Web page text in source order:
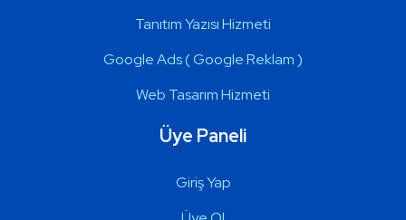
Tanıtım Yazısı Hizmeti
Google Ads ( Google Reklam )
Web Tasarım Hizmeti
Üye Paneli
Giriş Yap